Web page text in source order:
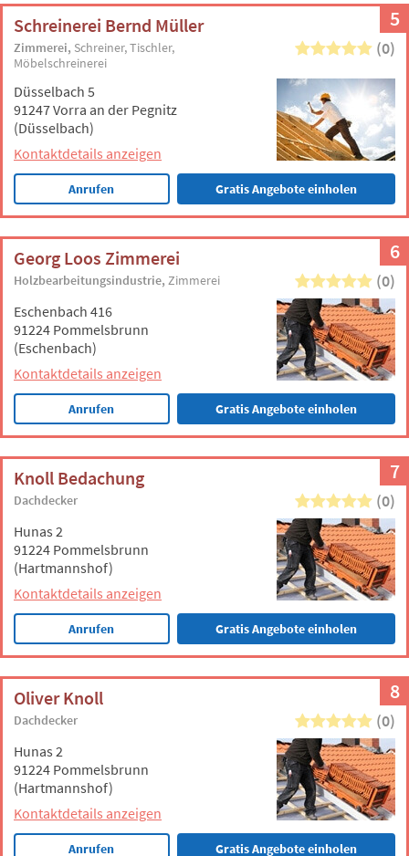
5
Schreinerei Bernd Müller
Zimmerei Schreiner Tischler
Möbelschreinerei
(0)
Düsselbach 5
91247 Vorra an der Pegnitz
(Düsselbach)
Kontaktdetails anzeigen
Anrufen Gratis Angebote einholen
6
Georg Loos Zimmerei
Holzbearbeitungsindustrie Zimmerei (0)
Eschenbach 416
91224 Pommelsbrunn
(Eschenbach)
Kontaktdetails anzeigen
Anrufen Gratis Angebote einholen
7
Knoll Bedachung
Dachdecker (0)
Hunas 2
91224 Pommelsbrunn
(Hartmannshof)
Kontaktdetails anzeigen
Anrufen Gratis Angebote einholen
8
Oliver Knoll
Dachdecker (0)
Hunas 2
91224 Pommelsbrunn
(Hartmannshof)
Kontaktdetails anzeigen
Anrufen Gratis Angebote einholen